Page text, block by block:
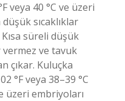
veya 40 °C ve üzeri
sıcaklıklar
süreli düşük
vermez ve tavuk
çıkar. Kuluçka
°F veya 38–39 °C
üzeri embriyoları